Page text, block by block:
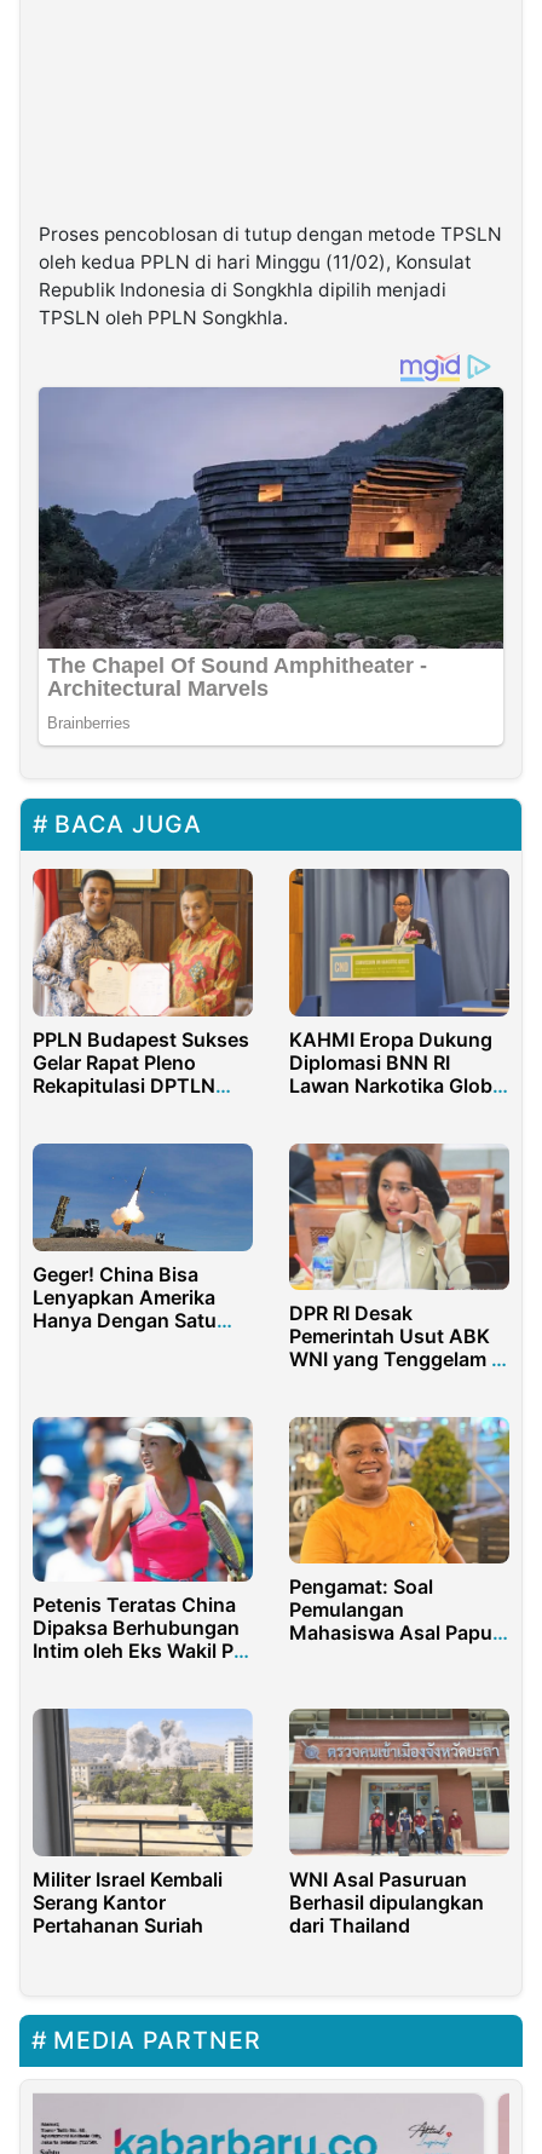
Proses pencoblosan di tutup dengan metode TPSLN
oleh kedua PPLN di hari Minggu (11/02), Konsulat
Republik Indonesia di Songkhla dipilih menjadi
TPSLN oleh PPLN Songkhla.
BACA JUGA
PPLN Budapest Sukses
Gelar Rapat Pleno
Rekapitulasi DPTLN
KAHMI Eropa Dukung
Diplomasi BNN RI
Lawan Narkotika Global
Geger! China Bisa
Lenyapkan Amerika
Hanya Dengan Satu
DPR RI Desak
Pemerintah Usut ABK
WNI yang Tenggelam di
Petenis Teratas China
Dipaksa Berhubungan
Intim oleh Eks Wakil PM
Pengamat: Soal
Pemulangan
Mahasiswa Asal Papua
Militer Israel Kembali
Serang Kantor
Pertahanan Suriah
WNI Asal Pasuruan
Berhasil dipulangkan
dari Thailand
MEDIA PARTNER